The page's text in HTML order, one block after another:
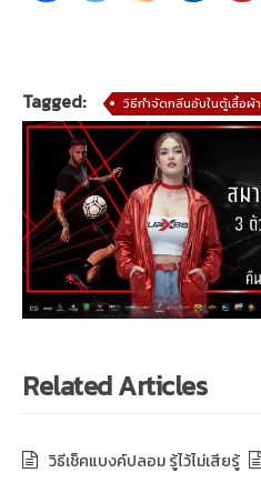
Tagged: วิธีกําจัดกลิ่นอับในตู้เสื้อผ้า
Related Articles
วิธีเช็คแบงค์ปลอม รู้ไว้ไม่เสียรู้